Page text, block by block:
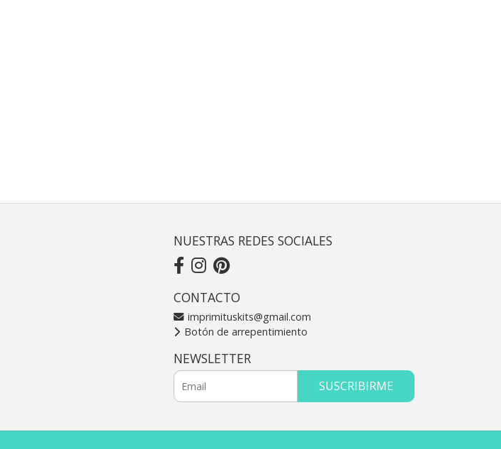
NUESTRAS REDES SOCIALES
CONTACTO
imprimituskits@gmail.com
Botón de arrepentimiento
NEWSLETTER
SUSCRIBIRME